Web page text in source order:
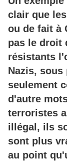
clair que
ou de fait à
pas le droit
résistants
Nazis, sous
seulement
d'autre
terroristes
illégal, ils
sont plus
au point